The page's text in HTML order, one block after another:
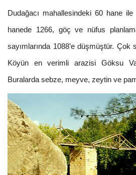
Dudağacı mahallesindeki 60 hane ile
hanede 1266, göç ve nüfus
sayımlarında 1088’e düşmüştür. Çok
Köyün en verimli arazisi Göksu
Buralarda sebze, meyve, zeytin ve